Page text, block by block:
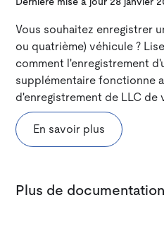
Vous souhaitez enregistrer
ou quatrième) véhicule ?
comment l'enregistrement
supplémentaire fonctionne
d'enregistrement de LLC de
En savoir plus
Plus de